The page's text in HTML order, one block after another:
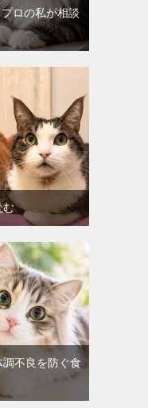
ロの私が相談
む
不良を防ぐ食